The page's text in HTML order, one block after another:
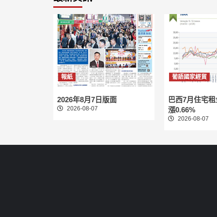
報紙
2026年8月7日版面
2026-08-07
葡語國家經貿
巴西7月住宅
漲0.66%
2026-08-07